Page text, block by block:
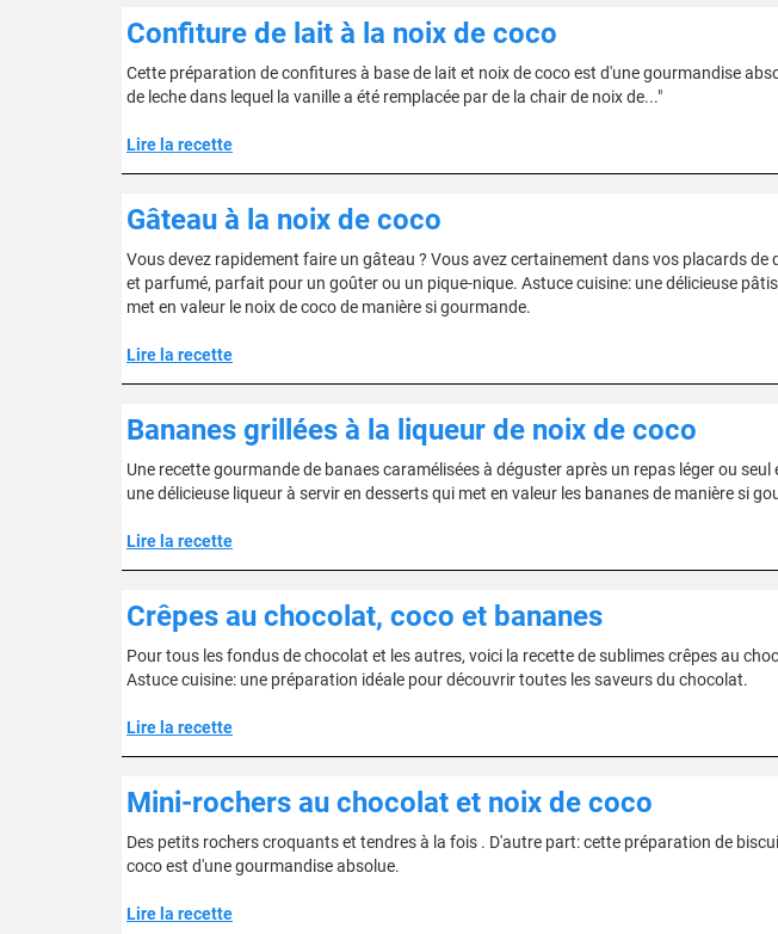
Confiture de lait à la noix de coco
Cette préparation de confitures à base de lait et noix de coco est d'une gourmandise
de leche dans lequel la vanille a été remplacée par de la chair de noix de..."
Lire la recette
Gâteau à la noix de coco
Vous devez rapidement faire un gâteau ? Vous avez certainement dans vos placards de
et parfumé, parfait pour un goûter ou un pique-nique. Astuce cuisine: une délicieuse
met en valeur le noix de coco de manière si gourmande.
Lire la recette
Bananes grillées à la liqueur de noix de coco
Une recette gourmande de banaes caramélisées à déguster après un repas léger ou seul
une délicieuse liqueur à servir en desserts qui met en valeur les bananes de manière si
Lire la recette
Crêpes au chocolat, coco et bananes
Pour tous les fondus de chocolat et les autres, voici la recette de sublimes crêpes au
Astuce cuisine: une préparation idéale pour découvrir toutes les saveurs du chocolat.
Lire la recette
Mini-rochers au chocolat et noix de coco
Des petits rochers croquants et tendres à la fois . D'autre part: cette préparation de
coco est d'une gourmandise absolue.
Lire la recette